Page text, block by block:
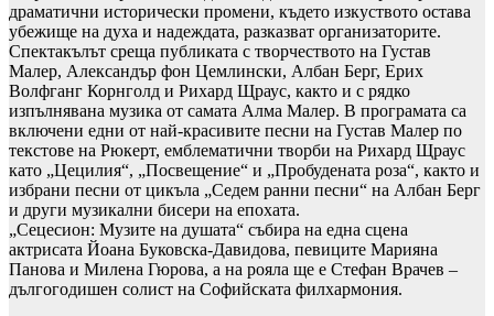
драматични исторически промени, където изкуството остава
убежище на духа и надеждата, разказват организаторите.
Спектакълът среща публиката с творчеството на Густав
Малер, Александър фон Цемлински, Албан Берг, Ерих
Волфганг Корнголд и Рихард Щраус, както и с рядко
изпълнявана музика от самата Алма Малер. В програмата са
включени едни от най-красивите песни на Густав Малер по
текстове на Рюкерт, емблематични творби на Рихард Щраус
като „Цецилия“, „Посвещение“ и „Пробудената роза“, както и
избрани песни от цикъла „Седем ранни песни“ на Албан Берг
и други музикални бисери на епохата.
„Сецесион: Музите на душата“ събира на една сцена
актрисата Йоана Буковска-Давидова, певиците Марияна
Панова и Милена Гюрова, а на рояла ще е Стефан Врачев –
дългогодишен солист на Софийската филхармония.